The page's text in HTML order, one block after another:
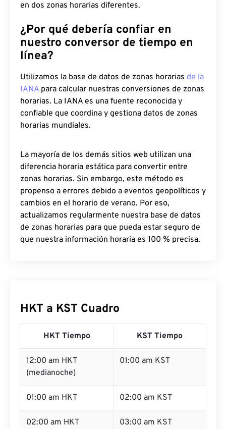
en dos zonas horarias diferentes.
¿Por qué debería confiar en
nuestro conversor de tiempo en
línea?
Utilizamos la base de datos de zonas horarias de la
IANA para calcular nuestras conversiones de zonas
horarias. La IANA es una fuente reconocida y
confiable que coordina y gestiona datos de zonas
horarias mundiales.
La mayoría de los demás sitios web utilizan una
diferencia horaria estática para convertir entre
zonas horarias. Sin embargo, este método es
propenso a errores debido a eventos geopolíticos y
cambios en el horario de verano. Por eso,
actualizamos regularmente nuestra base de datos
de zonas horarias para que pueda estar seguro de
que nuestra información horaria es 100 % precisa.
HKT a KST Cuadro
HKT Tiempo KST Tiempo
12:00 am HKT
(medianoche)
01:00 am KST
01:00 am HKT 02:00 am KST
02:00 am HKT 03:00 am KST